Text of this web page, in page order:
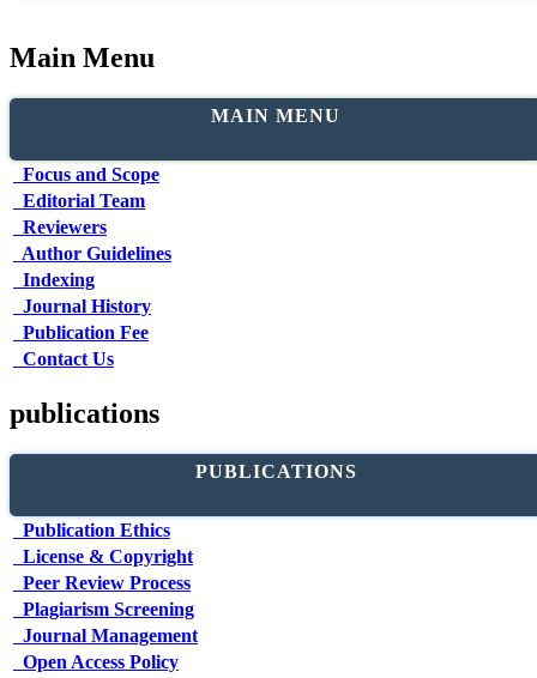
Main Menu
MAIN MENU
Focus and Scope
Editorial Team
Reviewers
Author Guidelines
Indexing
Journal History
Publication Fee
Contact Us
publications
PUBLICATIONS
Publication Ethics
License & Copyright
Peer Review Process
Plagiarism Screening
Journal Management
Open Access Policy